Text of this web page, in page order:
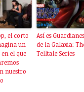
el corto
un
el que
nuestro
Así es Guardianes
de la Galaxia:
Telltale Series